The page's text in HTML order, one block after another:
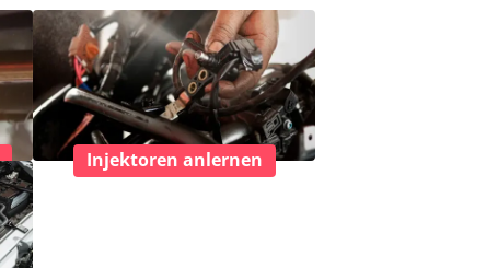
Injektoren anlernen